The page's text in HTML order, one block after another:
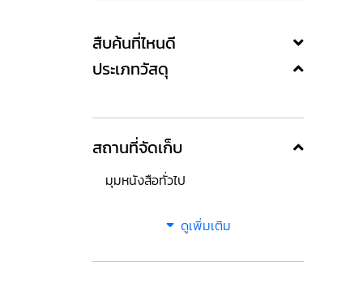
สืบค้นที่ไหนดี
ประเภทวัสดุ
สถานที่จัดเก็บ
มุมหนังสือทั่วไป
ดูเพิ่มเติม